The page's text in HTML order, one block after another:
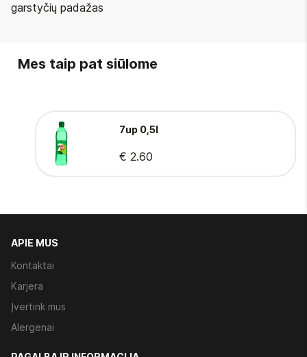
garstyčių padažas
Mes taip pat siūlome
7up 0,5l
€ 2.60
APIE MUS
Kontaktai
Karjera
Įvertink mus
Alergenai